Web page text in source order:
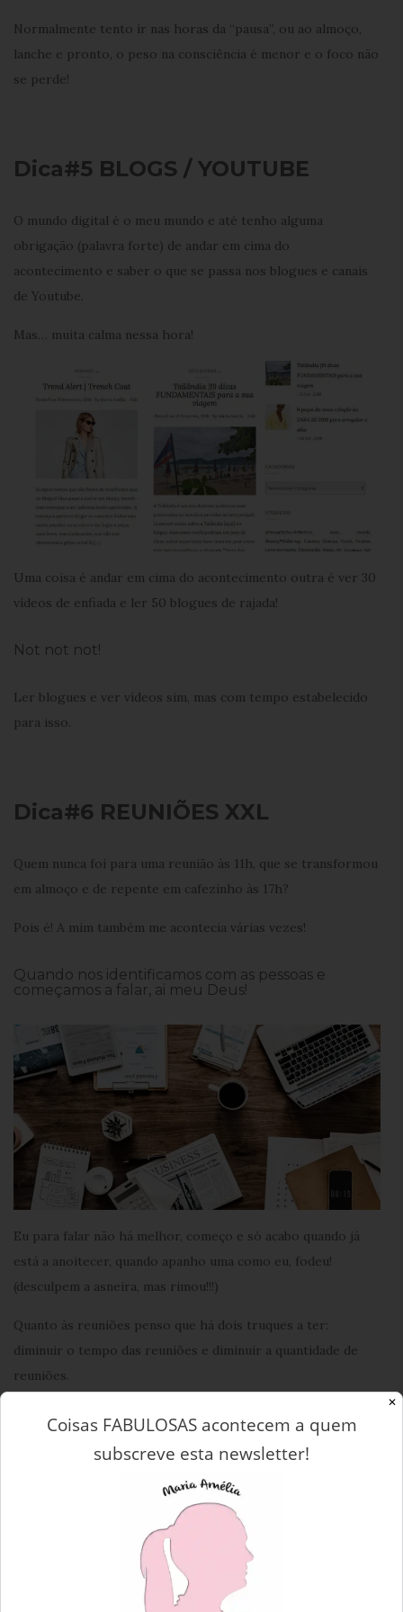
Normalmente tento ir nas horas da “pausa”, ou ao almoço,
lanche e pronto, o peso na consciência é menor e o foco não
se perde!
Dica#5 BLOGS / YOUTUBE
O mundo digital é o meu mundo e até tenho alguma
obrigação (palavra forte) de andar em cima do
acontecimento e saber o que se passa nos blogues e canais
de Youtube.
Mas… muita calma nessa hora!
Uma coisa é andar em cima do acontecimento outra é ver 30
vídeos de enfiada e ler 50 blogues de rajada!
Not not not!
Ler blogues e ver vídeos sim, mas com tempo estabelecido
para isso.
Dica#6 REUNIÕES XXL
Quem nunca foi para uma reunião às 11h, que se transformou
em almoço e de repente em cafezinho às 17h?
Pois é! A mim também me acontecia várias vezes!
Quando nos identificamos com as pessoas e
começamos a falar, ai meu Deus!
Eu para falar não há melhor, começo e só acabo quando já
está a anoitecer, quando apanho uma como eu, fodeu!
(desculpem a asneira, mas rimou!!!)
Quanto às reuniões penso que há dois truques a ter:
diminuir o tempo das reuniões e diminuir a quantidade de
reuniões.
telefone e assim poupa-nos tempo e evitamos perder o
Dica#7 TUDO AO MESMO
✕
Coisas FABULOSAS acontecem a quem
subscreve esta newsletter!